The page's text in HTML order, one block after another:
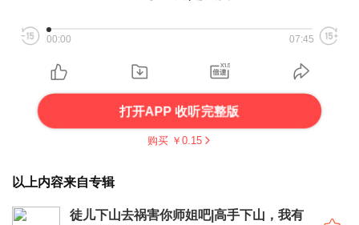
00:00 07:45
打开APP 收听完整版
购买 ￥ 0.15
以上内容来自专辑
徒儿下山去祸害你师姐吧|高手下山，我有